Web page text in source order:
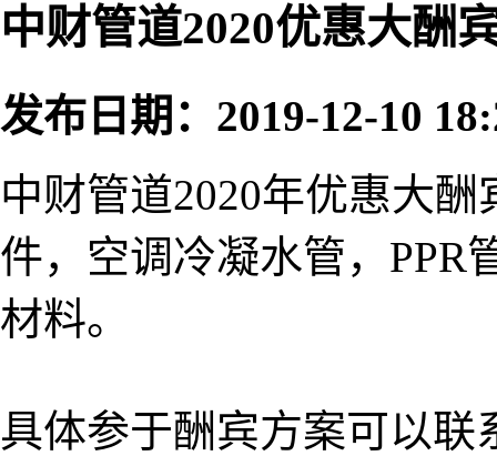
中财管道2020优惠大酬
发布日期： 2019-12-10
中财管道2020年优惠大
件，空调冷凝水管，PPR
材料。
具体参于酬宾方案可以联